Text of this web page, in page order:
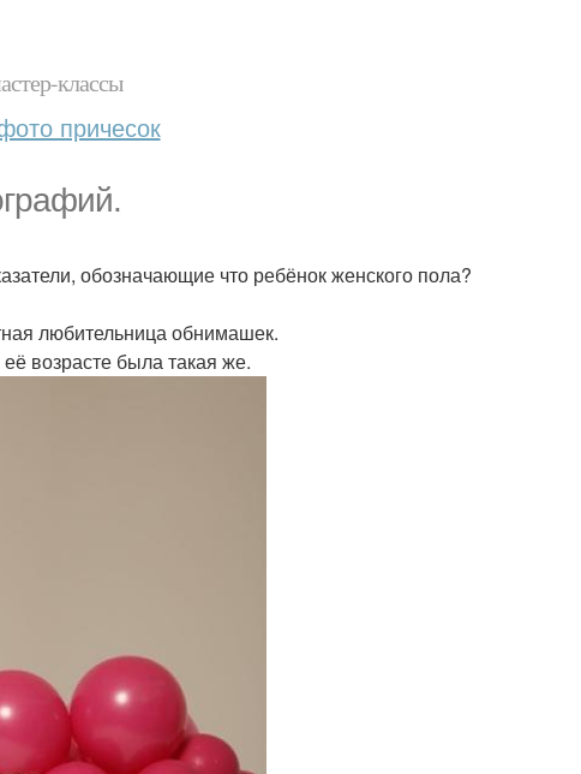
классы
причесок
обозначающие что ребёнок женского пола?
любительница обнимашек.
возрасте была такая же.